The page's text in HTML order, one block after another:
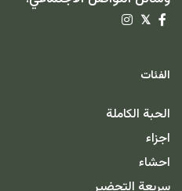
𝕏
الفئات
الحبة الكاملة
اجزاء
احشاء